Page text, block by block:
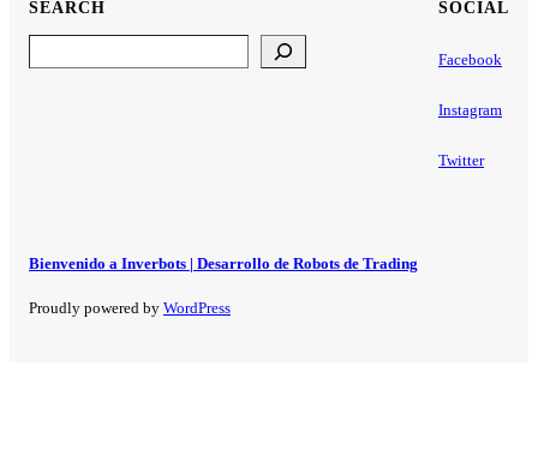
SEARCH SOCIAL
Facebook
Instagram
Twitter
Bienvenido a Inverbots | Desarrollo de Robots de Trading
Proudly powered by WordPress